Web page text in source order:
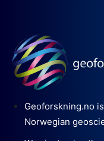
Geoforskning.no
Norwegian